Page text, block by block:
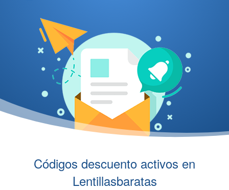
Códigos descuento activos en
Lentillasbaratas